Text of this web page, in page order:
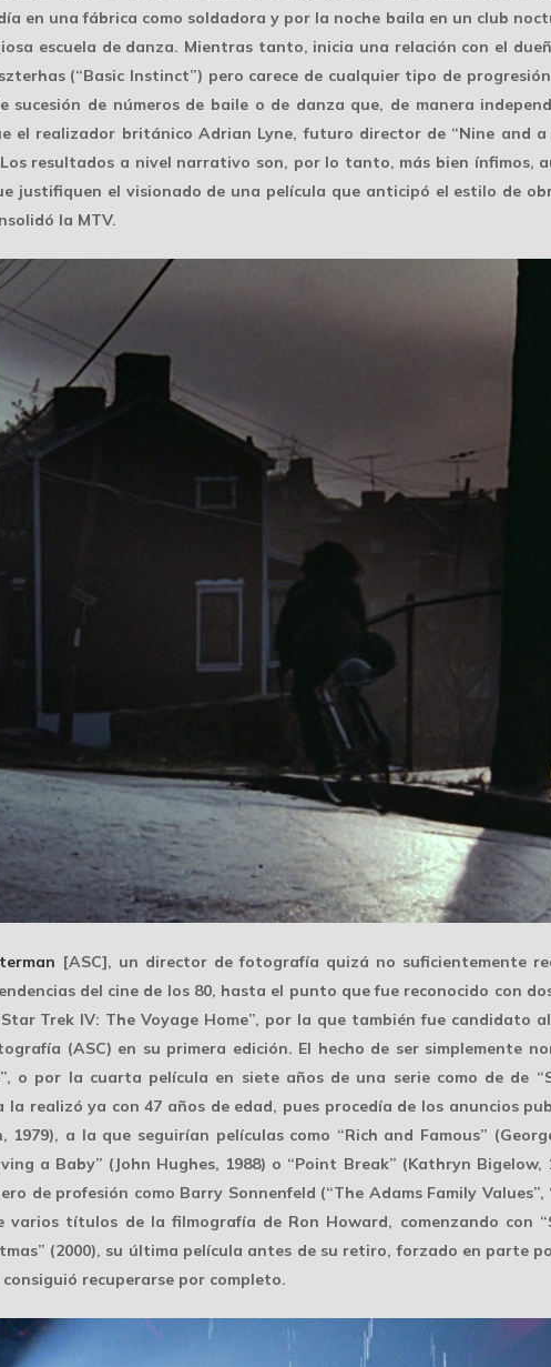
en una fábrica como soldadora y por la noche baila en un club
escuela de danza. Mientras tanto, inicia una relación con el
(“Basic Instinct”) pero carece de cualquier tipo de
de números de baile o de danza que, de manera
el realizador británico Adrian Lyne, futuro director de “Nine and a
resultados a nivel narrativo son, por lo tanto, más bien ínfimos,
justifiquen el visionado de una película que anticipó el estilo de
la MTV.
[ASC], un director de fotografía quizá no suficientemente
del cine de los 80, hasta el punto que fue reconocido con
Trek IV: The Voyage Home”, por la que también fue candidato
(ASC) en su primera edición. El hecho de ser simplemente
o por la cuarta película en siete años de una serie como de de
la realizó ya con 47 años de edad, pues procedía de los anuncios
a la que seguirían películas como “Rich and Famous”
a Baby” (John Hughes, 1988) o “Point Break” (Kathryn Bigelow,
de profesión como Barry Sonnenfeld (“The Adams Family
varios títulos de la filmografía de Ron Howard, comenzando con
(2000), su última película antes de su retiro, forzado en parte
recuperarse por completo.